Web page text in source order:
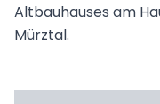
Altbauhauses am
Mürztal.